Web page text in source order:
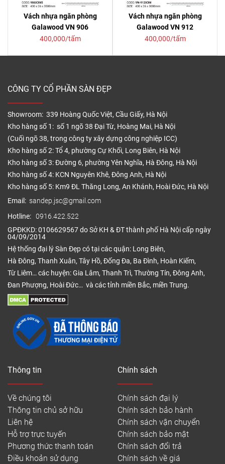
Vách nhựa ngăn phòng
Galawood VN 906
400,000/tấm
Vách nhựa ngăn phòng
Galawood VN 912
400,000/tấm
CÔNG TY CỔ PHẦN SÀN ĐẸP
Showroom: 339 Hoàng Quốc Việt, Cầu Giấy, Hà Nội
Kho hàng số 1: số 1 ngõ 38 Đại Từ, Hoàng Mai, Hà Nội
(Cuối ngõ 38, trong công ty xây dựng công nghiệp ICC)
Kho hàng số 2: Tổ 4, phường Cự Khối, Long Biên, Hà Nội
Kho hàng số 3: Đường 6, phường Yên Nghĩa, Hà Đông, Hà Nội
Kho hàng số 4: KCN Nguyên Khê, Đông Anh, Hà Nội
Kho hàng số 5: Km9 ĐL Thăng Long, An Khánh, Hoài Đức, Hà Nội
Email: sandep.jsc@gmail.com
Hotline: 0916.422.522
GPĐKKD: 0106629567 do Sở KH & ĐT thành phố Hà Nội cấp ngày
04/09/2014
Hệ thống đại lý Sàn Đẹp có tại các quận: Long Biên,
Hà Đông, Thanh Xuân, Tây Hồ, Đống Đa, Ba Đình, Hoàn Kiếm,
Từ Liêm… các huyện: Gia Lâm, Thanh Trì, Thường Tín, Đông Anh,
Đan Phượng, Hoài Đức… và các tỉnh miền Bắc, miền Trung.
Thông tin
Về chúng tôi
Thông tin chủ sở hữu
Liên hệ
Hỗ trợ trực tuyến
Phương thức thanh toán
Điều khoản sử dụng
Chính sách
Chính sách đại lý
Chính sách bảo hành
Chính sách vận chuyển
Chính sách bảo mật
Chính sách đổi trả
Chính sách về giá